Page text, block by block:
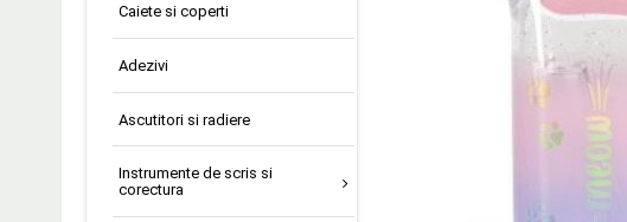
Caiete si coperti
Adezivi
Ascutitori si radiere
Instrumente de scris si
corectura